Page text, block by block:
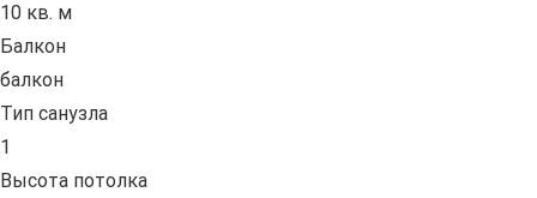
10 кв. м
Балкон
балкон
Тип санузла
1
Высота потолка